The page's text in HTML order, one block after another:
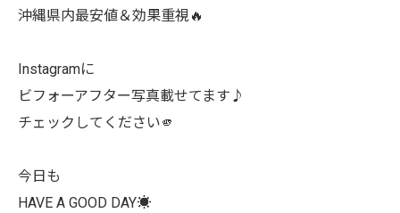
沖縄県内最安値＆効果重視🔥
Instagramに
ビフォーアフター写真載せてます♪
チェックしてください🫵
今日も
HAVE A GOOD DAY☀️